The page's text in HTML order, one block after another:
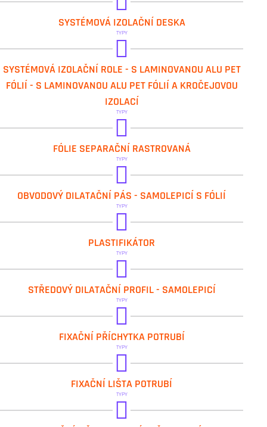
SYSTÉMOVÁ IZOLAČNÍ DESKA
TYPY
SYSTÉMOVÁ IZOLAČNÍ ROLE - S LAMINOVANOU ALU PET
FÓLIÍ - S LAMINOVANOU ALU PET FÓLIÍ A KROČEJOVOU
IZOLACÍ
TYPY
IVAR.FRO
IVAR.FRP
FÓLIE SEPARAČNÍ RASTROVANÁ
TYPY
IVAR.DP 55
OBVODOVÝ DILATAČNÍ PÁS - SAMOLEPICÍ S FÓLIÍ
TYPY
PLASTIFIKÁTOR
TYPY
STŘEDOVÝ DILATAČNÍ PROFIL - SAMOLEPICÍ
TYPY
IVAR.PPB
FIXAČNÍ PŘÍCHYTKA POTRUBÍ
TYPY
IVAR.GL 18
IVAR.GL 40
FIXAČNÍ LIŠTA POTRUBÍ
TYPY